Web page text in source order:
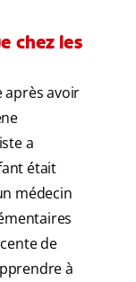
chez les
après avoir
a
était
médecin
de
à